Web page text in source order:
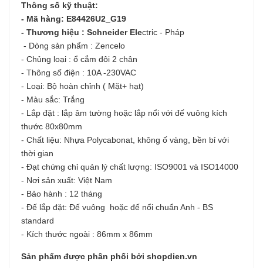
Thông số kỹ thuật:
- Mã hàng: E84426U2_G19
- Thương hiệu : Schneider Electric - Pháp
- Dòng sản phẩm : Zencelo
- Chủng loại : ổ cắm đôi 2 chân
- Thông số điện : 10A -230VAC
- Loại: Bộ hoàn chỉnh ( Mặt+ hạt)
- Màu sắc: Trắng
- Lắp đặt : lắp âm tường hoặc lắp nổi với đế vuông kích
thước 80x80mm
- Chất liệu: Nhựa Polycabonat, không ố vàng, bền bỉ với
thời gian
- Đạt chứng chỉ quản lý chất lượng: ISO9001 và ISO14000
- Nơi sản xuất: Việt Nam
- Bảo hành : 12 tháng
- Đế lắp đặt: Đế vuông hoặc đế nổi chuẩn Anh - BS
standard
- Kích thước ngoài : 86mm x 86mm
Sản phẩm được phân phối bởi shopdien.vn